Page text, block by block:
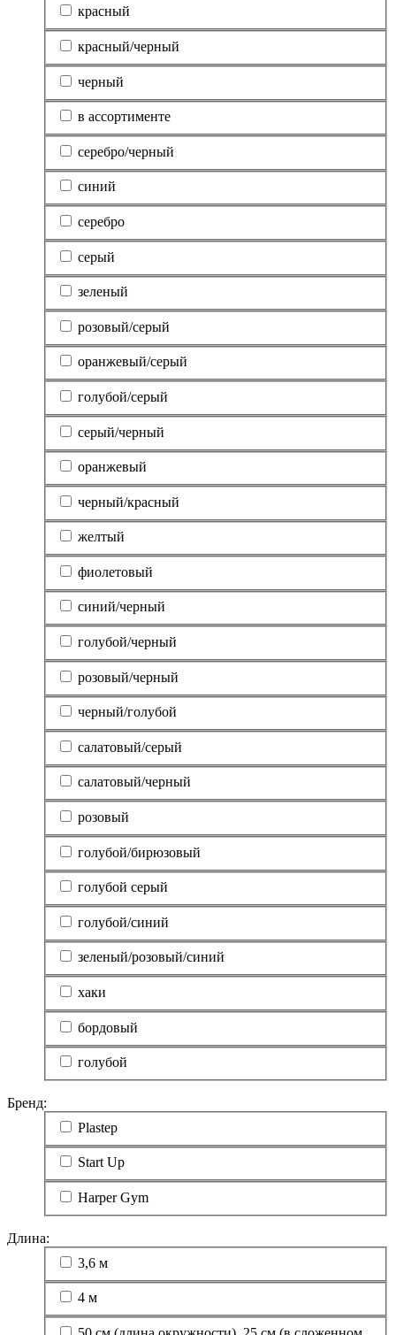
красный
красный/черный
черный
в ассортименте
серебро/черный
синий
серебро
серый
зеленый
розовый/серый
оранжевый/серый
голубой/серый
серый/черный
оранжевый
черный/красный
желтый
фиолетовый
синий/черный
голубой/черный
розовый/черный
черный/голубой
салатовый/серый
салатовый/черный
розовый
голубой/бирюзовый
голубой серый
голубой/синий
зеленый/розовый/синий
хаки
бордовый
голубой
Бренд:
Plastep
Start Up
Harper Gym
Длина:
3,6 м
4 м